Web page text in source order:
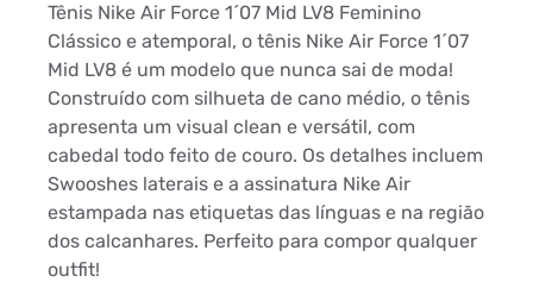
Tênis Nike Air Force 1´07 Mid LV8 Feminino
Clássico e atemporal, o tênis Nike Air Force 1´07
Mid LV8 é um modelo que nunca sai de moda!
Construído com silhueta de cano médio, o tênis
apresenta um visual clean e versátil, com
cabedal todo feito de couro. Os detalhes incluem
Swooshes laterais e a assinatura Nike Air
estampada nas etiquetas das línguas e na região
dos calcanhares. Perfeito para compor qualquer
outfit!